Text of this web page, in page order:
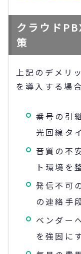
クラウド
策
上記のデメリ
を導入する場
番号の引
光回線タ
音質の不
ト環境を
発信不可
の連絡手
ベンダー
を強固に